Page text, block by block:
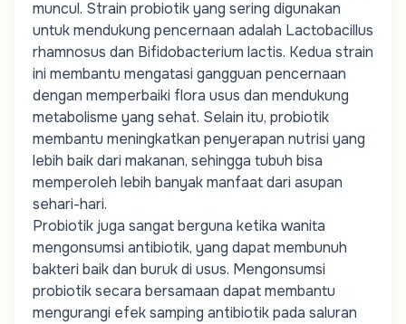
muncul. Strain probiotik yang sering digunakan
untuk mendukung pencernaan adalah Lactobacillus
rhamnosus dan Bifidobacterium lactis. Kedua strain
ini membantu mengatasi gangguan pencernaan
dengan memperbaiki flora usus dan mendukung
metabolisme yang sehat. Selain itu, probiotik
membantu meningkatkan penyerapan nutrisi yang
lebih baik dari makanan, sehingga tubuh bisa
memperoleh lebih banyak manfaat dari asupan
sehari-hari.
Probiotik juga sangat berguna ketika wanita
mengonsumsi antibiotik, yang dapat membunuh
bakteri baik dan buruk di usus. Mengonsumsi
probiotik secara bersamaan dapat membantu
mengurangi efek samping antibiotik pada saluran